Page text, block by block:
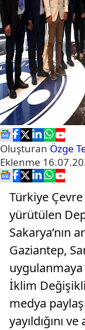
Oluşturan Özge
Eklenme
Türkiye Çevre
yürütülen
Sakarya’nın
Gaziantep,
uygulanmaya
İklim
medya
yayıldığını